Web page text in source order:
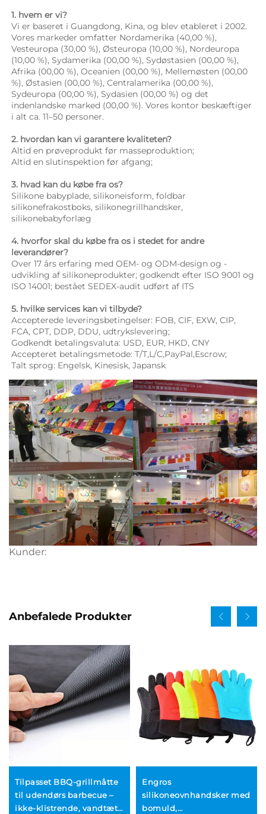
1. hvem er vi?
Vi er baseret i Guangdong, Kina, og blev etableret i 2002.
Vores markeder omfatter Nordamerika (40,00 %),
Vesteuropa (30,00 %), Østeuropa (10,00 %), Nordeuropa
(10,00 %), Sydamerika (00,00 %), Sydøstasien (00,00 %),
Afrika (00,00 %), Oceanien (00,00 %), Mellemøsten (00,00
%), Østasien (00,00 %), Centralamerika (00,00 %),
Sydeuropa (00,00 %), Sydasien (00,00 %) og det
indenlandske marked (00,00 %). Vores kontor beskæftiger
i alt ca. 11–50 personer.
2. hvordan kan vi garantere kvaliteten?
Altid en prøveprodukt før masseproduktion;
Altid en slutinspektion før afgang;
3. hvad kan du købe fra os?
Silikone babyplade, silikoneisform, foldbar
silikonefrakostboks, silikonegrillhandsker,
silikonebabyforlæg
4. hvorfor skal du købe fra os i stedet for andre
leverandører?
Over 17 års erfaring med OEM- og ODM-design og -
udvikling af silikoneprodukter; godkendt efter ISO 9001 og
ISO 14001; bestået SEDEX-audit udført af ITS
5. hvilke services kan vi tilbyde?
Accepterede leveringsbetingelser: FOB, CIF, EXW, CIP,
FCA, CPT, DDP, DDU, udtrykslevering;
Godkendt betalingsvaluta: USD, EUR, HKD, CNY
Accepteret betalingsmetode: T/T,L/C,PayPal,Escrow;
Talt sprog: Engelsk, Kinesisk, Japansk
Kunder:
Anbefalede Produkter
Tilpasset BBQ-grillmåtte
til udendørs barbecue –
ikke-klistrende, vandtæt,
Engros
silikoneovnhandsker med
bomuld,